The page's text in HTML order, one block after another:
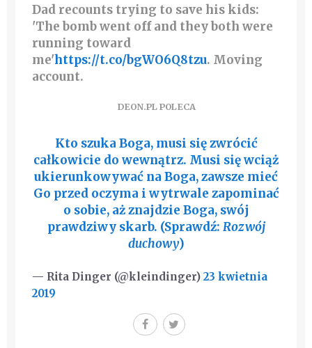
Dad recounts trying to save his kids:
'The bomb went off and they both were
running toward
me'https://t.co/bgWO6Q8tzu. Moving
account.
DEON.PL POLECA
Kto szuka Boga, musi się zwrócić
całkowicie do wewnątrz. Musi się wciąż
ukierunkowywać na Boga, zawsze mieć
Go przed oczyma i wytrwale zapominać
o sobie, aż znajdzie Boga, swój
prawdziwy skarb. (Sprawdź: Rozwój
duchowy)
— Rita Dinger (@kleindinger) 23 kwietnia
2019